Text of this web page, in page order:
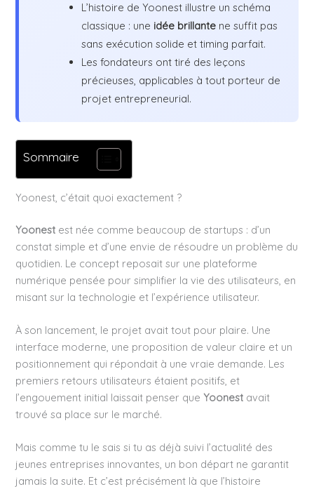
L’histoire de Yoonest illustre un schéma
classique : une idée brillante ne suffit pas
sans exécution solide et timing parfait.
Les fondateurs ont tiré des leçons
précieuses, applicables à tout porteur de
projet entrepreneurial.
Sommaire
Yoonest, c’était quoi exactement ?
Yoonest est née comme beaucoup de startups : d’un
constat simple et d’une envie de résoudre un problème du
quotidien. Le concept reposait sur une plateforme
numérique pensée pour simplifier la vie des utilisateurs, en
misant sur la technologie et l’expérience utilisateur.
À son lancement, le projet avait tout pour plaire. Une
interface moderne, une proposition de valeur claire et un
positionnement qui répondait à une vraie demande. Les
premiers retours utilisateurs étaient positifs, et
l’engouement initial laissait penser queYoonest avait
trouvé sa place sur le marché.
Mais comme tu le sais si tu as déjà suivi l’actualité des
jeunes entreprises innovantes, un bon départ ne garantit
jamais la suite. Et c’est précisément là que l’histoire